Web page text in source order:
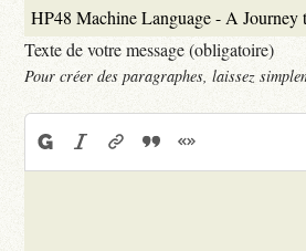
Texte de votre message (obligatoire)
Pour créer des paragraphes, laissez